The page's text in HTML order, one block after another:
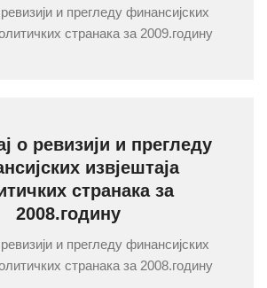
и прегледу финансијских
странака за 2009.годину
о ревизији и прегледу
извјештаја
странака за
2008.годину
и прегледу финансијских
странака за 2008.годину